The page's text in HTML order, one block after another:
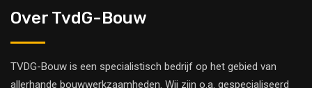
Over TvdG-Bouw
TVDG-Bouw is een specialistisch bedrijf op het gebied van
allerhande bouwwerkzaamheden. Wij zijn o.a. gespecialiseerd